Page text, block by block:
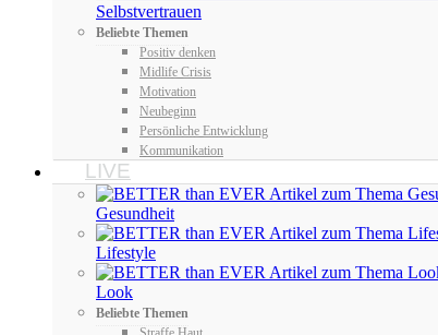
Selbstvertrauen
Beliebte Themen
Positiv denken
Midlife Crisis
Motivation
Neubeginn
Persönliche Entwicklung
Kommunikation
LIVE
Gesundheit
Lifestyle
Look
Beliebte Themen